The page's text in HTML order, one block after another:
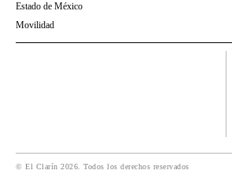
Estado de México
Movilidad
© El Clarín 2026. Todos los derechos reservados